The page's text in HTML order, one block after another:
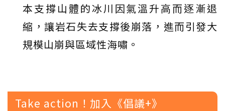
本支撐山體的冰川因氣溫升高而逐漸退
縮，讓岩石失去支撐後崩落，進而引發大
規模山崩與區域性海嘯。
Take action！加入《倡議+》